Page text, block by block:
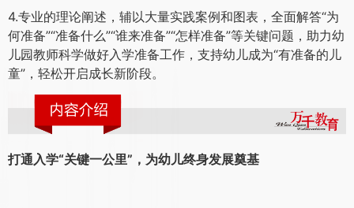
4.专业的理论阐述，辅以大量实践案例和图表，全面解答“为
何准备”“准备什么”“谁来准备”“怎样准备”等关键问题，助力幼
儿园教师科学做好入学准备工作，支持幼儿成为“有准备的儿
童”，轻松开启成长新阶段。
打通入学“关键一公里”，为幼儿终身发展奠基